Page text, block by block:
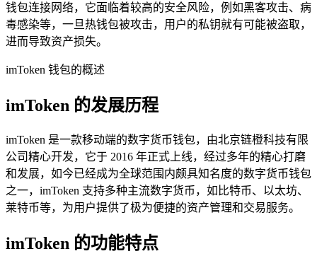
钱包连接网络，它面临着较高的安全风险，例如黑客攻击、病
毒感染等，一旦热钱包被攻击，用户的私钥就有可能被盗取，
进而导致资产损失。
imToken 钱包的概述
imToken 的发展历程
imToken 是一款移动端的数字货币钱包，由北京链橙科技有限
公司精心开发，它于 2016 年正式上线，经过多年的精心打磨
和发展，如今已经成为全球范围内颇具知名度的数字货币钱包
之一，imToken 支持多种主流数字货币，如比特币、以太坊、
莱特币等，为用户提供了极为便捷的资产管理和交易服务。
imToken 的功能特点